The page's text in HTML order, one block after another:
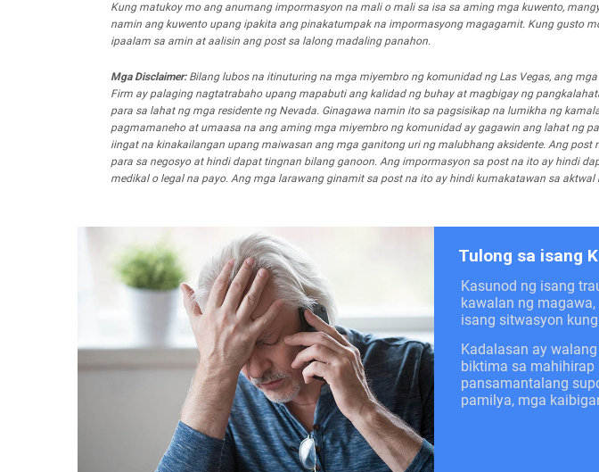
Kung matukoy mo ang anumang impormasyon na mali o mali sa isa sa aming mga kuwento,
namin ang kuwento upang ipakita ang pinakatumpak na impormasyong magagamit. Kung gusto
ipaalam sa amin at aalisin ang post sa lalong madaling panahon.
Mga Disclaimer:Bilang lubos na itinuturing na mga miyembro ng komunidad ng Las Vegas, ang
Firm ay palaging nagtatrabaho upang mapabuti ang kalidad ng buhay at magbigay ng
para sa lahat ng mga residente ng Nevada. Ginagawa namin ito sa pagsisikap na lumikha ng
pagmamaneho at umaasa na ang aming mga miyembro ng komunidad ay gagawin ang lahat ng
iingat na kinakailangan upang maiwasan ang mga ganitong uri ng malubhang aksidente. Ang post
para sa negosyo at hindi dapat tingnan bilang ganoon. Ang impormasyon sa post na ito ay hindi
medikal o legal na payo. Ang mga larawang ginamit sa post na ito ay hindi kumakatawan sa aktwal
Tulong sa isang
Kasunod ng isang
kawalan ng
isang sitwasyon
Kadalasan ay
biktima sa mahihirap
pansamantalang
pamilya, mga